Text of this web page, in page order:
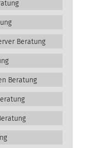
Beratung
Beratung